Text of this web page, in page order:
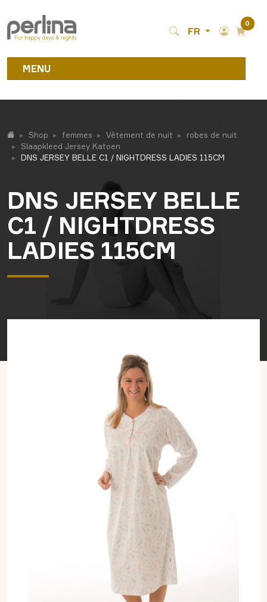
FR
0
MENU
Shop femmes Vêtement de nuit
robes de nuit
Slaapkleed Jersey Katoen
DNS JERSEY BELLE C1 / NIGHTDRESS LADIES 115CM
DNS JERSEY BELLE
C1 / NIGHTDRESS
LADIES 115CM